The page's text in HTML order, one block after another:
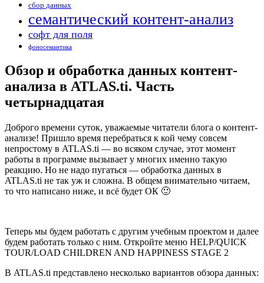
сбор данных
семантический контент-анализ
софт для поля
фоносемантика
Обзор и обработка данных контент-
анализа в ATLAS.ti. Часть
четырнадцатая
Доброго времени суток, уважаемые читатели блога о контент-
анализе! Пришло время перебраться к кой чему совсем
непростому в ATLAS.ti — во всяком случае, этот момент
работы в программе вызывает у многих именно такую
реакцию. Но не надо пугаться — обработка данных в
ATLAS.ti не так уж и сложна. В общем внимательно читаем,
то что написано ниже, и всё будет ОК 🙂
Теперь мы будем работать с другим учебным проектом и далее
будем работать только с ним. Откройте меню HELP/QUICK
TOUR/LOAD CHILDREN AND HAPPINESS STAGE 2
В ATLAS.ti представлено несколько вариантов обзора данных: